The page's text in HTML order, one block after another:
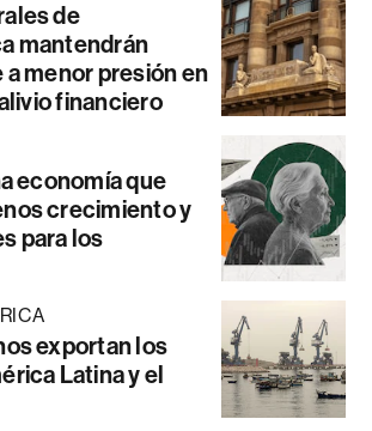
de
mantendrán
menor presión en
financiero
economía que
crecimiento y
para los
exportan los
Latina y el